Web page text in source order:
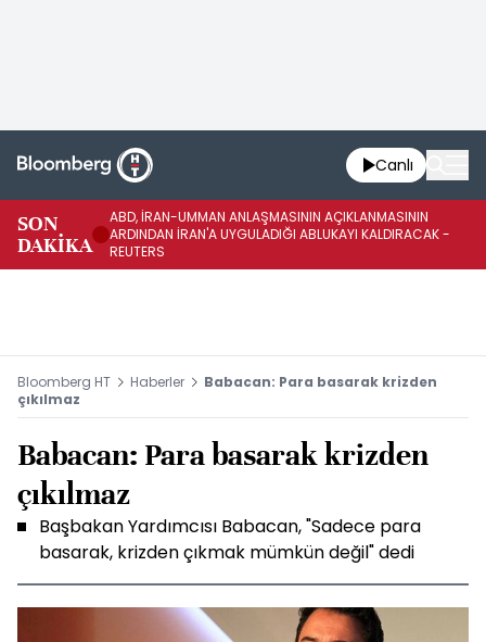
Canlı
SON
DAKİKA
ABD, İRAN-UMMAN ANLAŞMASININ AÇIKLANMASININ
ARDINDAN İRAN'A UYGULADIĞI ABLUKAYI KALDIRACAK -
REUTERS
Bloomberg HT Haberler
Babacan: Para basarak krizden
çıkılmaz
Babacan: Para basarak krizden
çıkılmaz
Başbakan Yardımcısı Babacan, "Sadece para
basarak, krizden çıkmak mümkün değil" dedi